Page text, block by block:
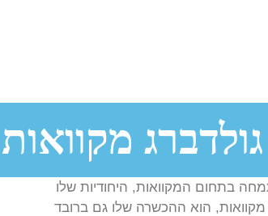
מקוואות
בתחום המקוואות, היחודיות שלו
מקוואות, הוא ההכשרה שלו גם ברובד